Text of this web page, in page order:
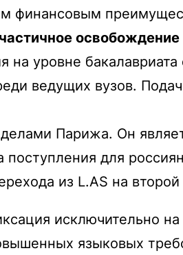
финансовым
частичное
уровне бакалавриата
ведущих вузов.
Парижа. Он
поступления для
из L.AS на
исключительно
языковых